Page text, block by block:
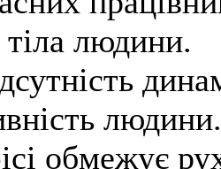
тіла людини.
людини.
обмежує